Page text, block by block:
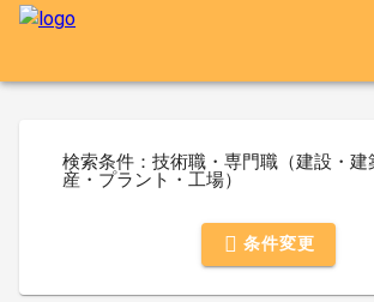
検索条件：技術職・専門職（建設・建
産・プラント・工場）
条件変更